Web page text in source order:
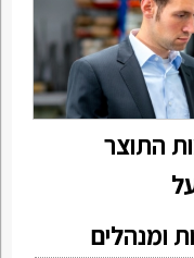
התוצר
ומנהלים